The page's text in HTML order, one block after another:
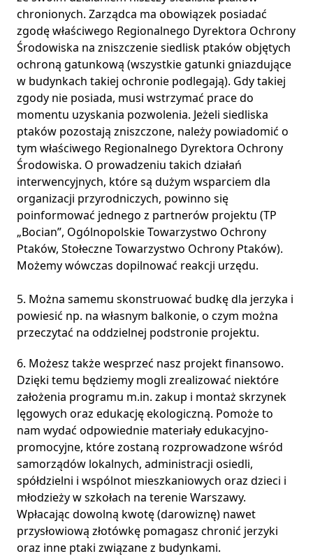
chronionych. Zarządca ma obowiązek posiadać
zgodę właściwego Regionalnego Dyrektora Ochrony
Środowiska na zniszczenie siedlisk ptaków objętych
ochroną gatunkową (wszystkie gatunki gniazdujące
w budynkach takiej ochronie podlegają). Gdy takiej
zgody nie posiada, musi wstrzymać prace do
momentu uzyskania pozwolenia. Jeżeli siedliska
ptaków pozostają zniszczone, należy powiadomić o
tym właściwego Regionalnego Dyrektora Ochrony
Środowiska. O prowadzeniu takich działań
interwencyjnych, które są dużym wsparciem dla
organizacji przyrodniczych, powinno się
poinformować jednego z partnerów projektu (TP
„Bocian”, Ogólnopolskie Towarzystwo Ochrony
Ptaków, Stołeczne Towarzystwo Ochrony Ptaków).
Możemy wówczas dopilnować reakcji urzędu.
5. Można samemu skonstruować budkę dla jerzyka i
powiesić np. na własnym balkonie, o czym można
przeczytać na oddzielnej podstronie projektu.
6. Możesz także wesprzeć nasz projekt finansowo.
Dzięki temu będziemy mogli zrealizować niektóre
założenia programu m.in. zakup i montaż skrzynek
lęgowych oraz edukację ekologiczną. Pomoże to
nam wydać odpowiednie materiały edukacyjno-
promocyjne, które zostaną rozprowadzone wśród
samorządów lokalnych, administracji osiedli,
spółdzielni i wspólnot mieszkaniowych oraz dzieci i
młodzieży w szkołach na terenie Warszawy.
Wpłacając dowolną kwotę (darowiznę) nawet
przysłowiową złotówkę pomagasz chronić jerzyki
oraz inne ptaki związane z budynkami.